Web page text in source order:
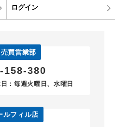
ログイン
買営業部
158-380
：毎週火曜日、水曜日
ルフィル店